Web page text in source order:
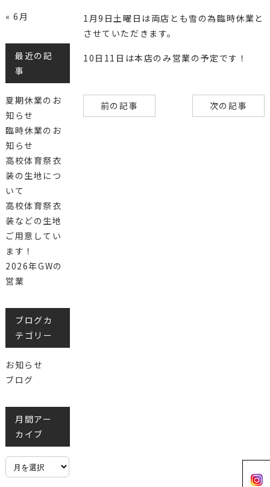
1月9日土曜日は両店とも雪の為臨時休業と
させていただきます。
10日11日は本店のみ営業の予定です！
前の記事 次の記事
« 6月
最近の記
事
夏期休業のお
知らせ
臨時休業のお
知らせ
高校体育祭衣
装の生地につ
いて
高校体育祭衣
装などの生地
ご用意してい
ます！
2026年GWの
営業
ブログカ
テゴリー
お知らせ
ブログ
月間アー
カイブ
間